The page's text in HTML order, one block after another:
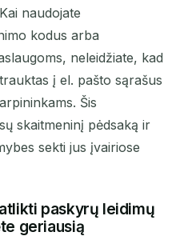
naudojate
kodus arba
neleidžiate, kad
į el. pašto sąrašus
Šis
skaitmeninį pėdsaką ir
sekti jus įvairiose
paskyrų leidimų
geriausią